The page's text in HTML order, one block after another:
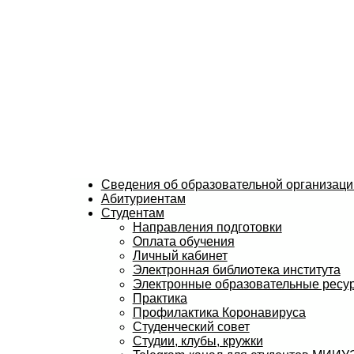
Сведения об образовательной
Абитуриентам
Студентам
Направления подготовки
Оплата обучения
Личный кабинет
Электронная библиотека института
Электронные образовательные
Практика
Профилактика Коронавируса
Студенческий совет
Студии, клубы, кружки